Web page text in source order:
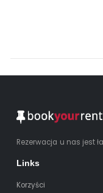
Rezerwacja u nas jest
Links
Korzyści